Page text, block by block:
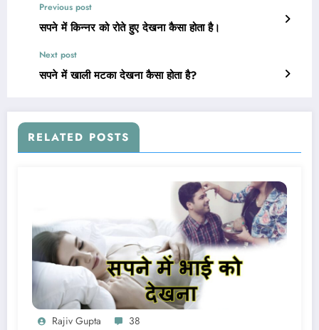
Previous post
सपने में किन्नर को रोते हुए देखना कैसा होता है।
Next post
सपने में खाली मटका देखना कैसा होता है?
RELATED POSTS
Rajiv Gupta 38